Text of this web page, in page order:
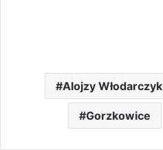
Alojzy Włodarczyk
Gorzkowice